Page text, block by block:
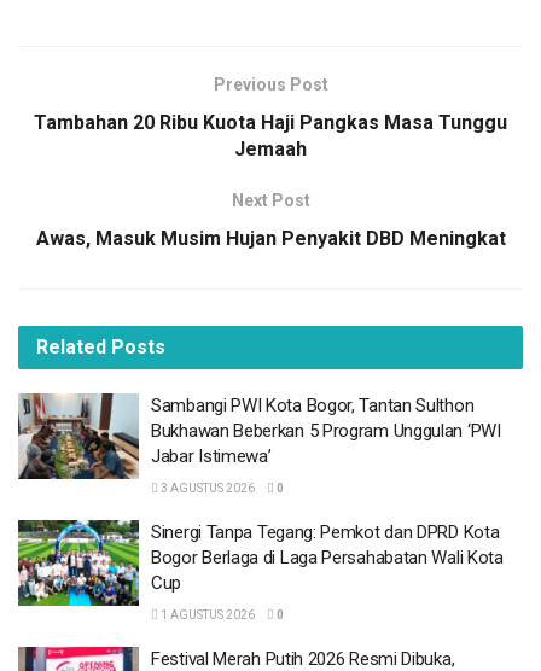
Dimansyah.
Sambangi PWI Kota Bogor, Tantan Sulthon
Cup
1 AGUSTUS 2026
Bogor
1 AGUSTUS 2026
UIKA Luncurkan Program Orang Tua Asuh di
Puncak Milad ke-65
Previous Post
Tambahan 20 Ribu Kuota Haji Pangkas Masa Tunggu
Jemaah
Next Post
Awas, Masuk Musim Hujan Penyakit DBD Meningkat
Related Posts
Sambangi PWI Kota Bogor, Tantan Sulthon
Bukhawan Beberkan 5 Program Unggulan ‘PWI
Jabar Istimewa’
3 AGUSTUS 2026 0
Sinergi Tanpa Tegang: Pemkot dan DPRD Kota
Bogor Berlaga di Laga Persahabatan Wali Kota
Cup
1 AGUSTUS 2026 0
Festival Merah Putih 2026 Resmi Dibuka,